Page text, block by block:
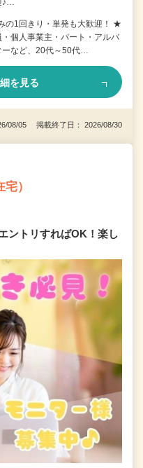
♪…
の1回きり・単発も大歓迎！ ★
個人事業主・パート・アルバ
ーなど、20代～50代…
を見る
08/05 掲載終了日： 2026/08/30
）
ントリすればOK！楽し